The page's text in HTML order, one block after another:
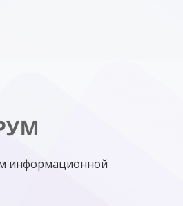
информационной